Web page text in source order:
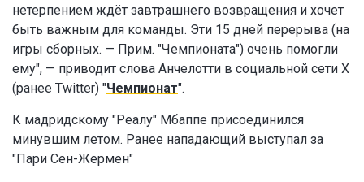
нетерпением ждёт завтрашнего возвращения и хочет
быть важным для команды. Эти 15 дней перерыва (на
игры сборных. — Прим. "Чемпионата") очень помогли
ему", — приводит слова Анчелотти в социальной сети X
(ранее Twitter) "Чемпионат".
К мадридскому "Реалу" Мбаппе присоединился
минувшим летом. Ранее нападающий выступал за
"Пари Сен-Жермен"